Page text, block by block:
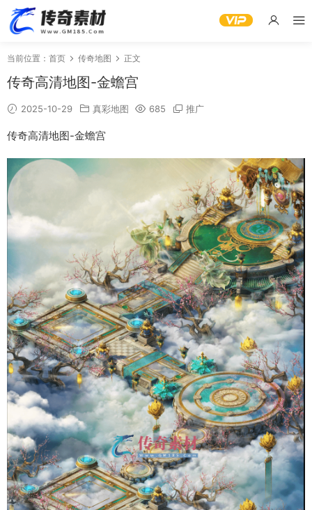
当前位置： 首页 传奇地图 正文
传奇高清地图-金蟾宫
2025-10-29 真彩地图 685 推广
传奇高清地图-金蟾宫